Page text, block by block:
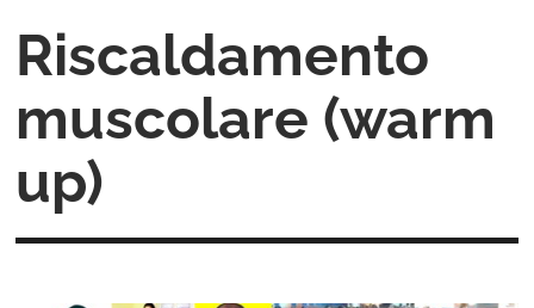
Riscaldamento
muscolare (warm
up)